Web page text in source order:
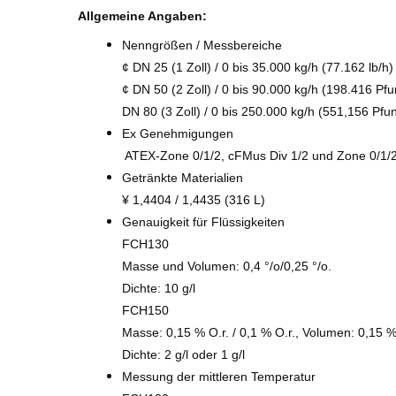
Allgemeine Angaben:
Nenngrößen / Messbereiche
¢ DN 25 (1 Zoll) / 0 bis 35.000 kg/h (77.162 lb/h)
¢ DN 50 (2 Zoll) / 0 bis 90.000 kg/h (198.416
DN 80 (3 Zoll) / 0 bis 250.000 kg/h (551,156
Ex Genehmigungen
️ ATEX-Zone 0/1/2, cFMus Div 1/2 und Zone 0/1/2
Getränkte Materialien
¥ 1,4404 / 1,4435 (316 L)
Genauigkeit für Flüssigkeiten
FCH130
Masse und Volumen: 0,4 °/o/0,25 °/o.
Dichte: 10 g/l
FCH150
Masse: 0,15 % O.r. / 0,1 % O.r., Volumen: 0,15
Dichte: 2 g/l oder 1 g/l
Messung der mittleren Temperatur